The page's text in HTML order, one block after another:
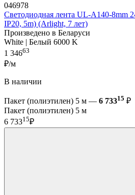
046978
Светодиодная лента UL-A140-8mm
IP20, 5m) (Arlight, 7 лет)
Произведено в Беларуси
White | Белый 6000 K
1 34663
₽/м
В наличии
Пакет (полиэтилен) 5 м — 6 73315 ₽
Пакет (полиэтилен) 5 м
6 73315₽